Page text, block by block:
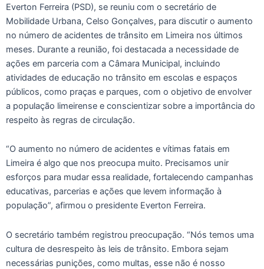
Everton Ferreira (PSD), se reuniu com o secretário de
Mobilidade Urbana, Celso Gonçalves, para discutir o aumento
no número de acidentes de trânsito em Limeira nos últimos
meses. Durante a reunião, foi destacada a necessidade de
ações em parceria com a Câmara Municipal, incluindo
atividades de educação no trânsito em escolas e espaços
públicos, como praças e parques, com o objetivo de envolver
a população limeirense e conscientizar sobre a importância do
respeito às regras de circulação.
“O aumento no número de acidentes e vítimas fatais em
Limeira é algo que nos preocupa muito. Precisamos unir
esforços para mudar essa realidade, fortalecendo campanhas
educativas, parcerias e ações que levem informação à
população”, afirmou o presidente Everton Ferreira.
O secretário também registrou preocupação. “Nós temos uma
cultura de desrespeito às leis de trânsito. Embora sejam
necessárias punições, como multas, esse não é nosso